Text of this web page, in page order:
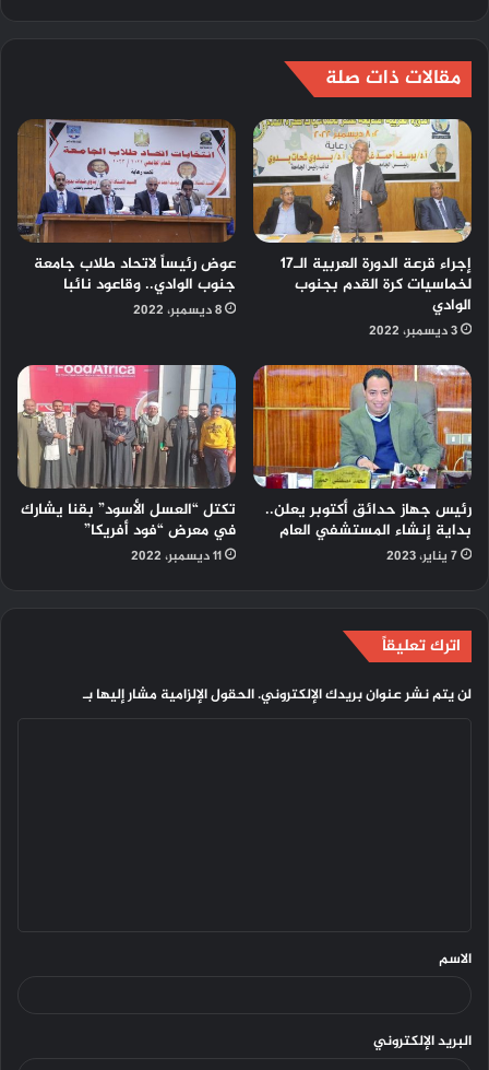
مقالات ذات صلة
إجراء قرعة الدورة العربية الـ17
لخماسيات كرة القدم بجنوب
الوادي
3 ديسمبر، 2022
عوض رئيساً لاتحاد طلاب جامعة
جنوب الوادي.. وقاعود نائبا
8 ديسمبر، 2022
رئيس جهاز حدائق أكتوبر يعلن..
بداية إنشاء المستشفي العام
7 يناير، 2023
تكتل “العسل الأسود” بقنا يشارك
في معرض “فود أفريكا”
11 ديسمبر، 2022
اترك تعليقاً
لن يتم نشر عنوان بريدك الإلكتروني.الحقول الإلزامية مشار إليها بـ
الاسم
البريد الإلكتروني